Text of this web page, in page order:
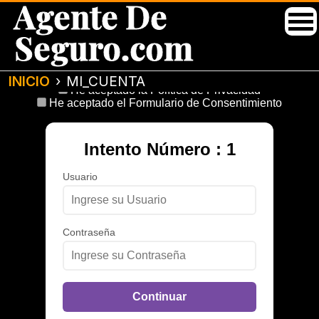
Agente De
Seguro.com
INICIO MI_CUENTA
He aceptado la Política de Privacidad
He aceptado el Formulario de Consentimiento
Intento Número : 1
Usuario
Contraseña
Continuar